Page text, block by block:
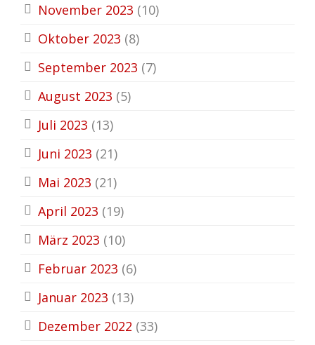
November 2023 (10)
Oktober 2023 (8)
September 2023 (7)
August 2023 (5)
Juli 2023 (13)
Juni 2023 (21)
Mai 2023 (21)
April 2023 (19)
März 2023 (10)
Februar 2023 (6)
Januar 2023 (13)
Dezember 2022 (33)